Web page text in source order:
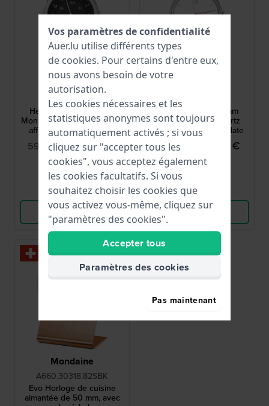
Mondaine
MH1.R2S20.LB
Helvetica Smart 40 mm
Montre connectée suisse à
affichage analogique et
Bluetooth
599,00 € 219,95 €
● En stock
Comparer
Voir les produits
MH1.L2212.SM
Helvetica Light 38 mm
Montre suisse à quartz
avec verre saphir et date
379,00 € 149,95 €
● En stock
Comparer
Voir les produits
Mondaine
A660.30318.82SBK
Evo Horloge de cuisine
aimantée de 50 mm, avec
Vos paramètres de confidentialité
Auer.lu utilise différents types
de cookies. Pour certains d'entre eux,
nous avons besoin de votre
autorisation.
Les cookies nécessaires et les
statistiques anonymes sont toujours
automatiquement activés ; si vous
cliquez sur "accepter tous les
cookies", vous acceptez également
les cookies facultatifs. Si vous
souhaitez choisir les cookies que
vous activez vous-même, cliquez sur
"paramètres des cookies".
Accepter tous
Paramètres des cookies
Pas maintenant